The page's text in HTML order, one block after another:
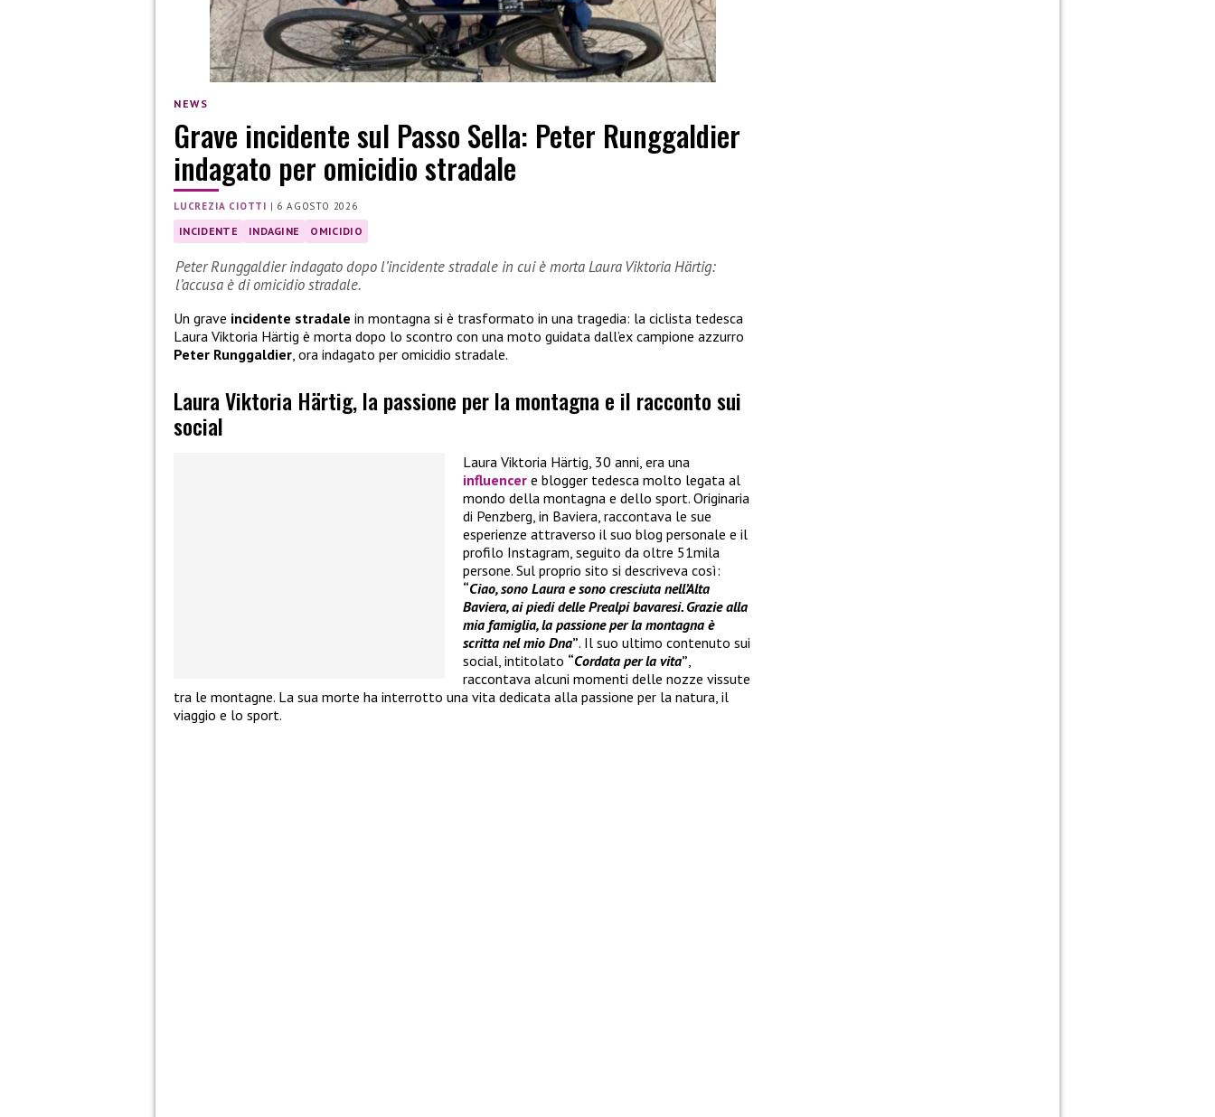
NEWS
Grave incidente sul Passo Sella: Peter Runggaldier
indagato per omicidio stradale
LUCREZIA CIOTTI | 6 AGOSTO 2026
INCIDENTE INDAGINE OMICIDIO
Peter Runggaldier indagato dopo l’incidente stradale in cui è morta Laura Viktoria Härtig:
l’accusa è di omicidio stradale.
Un grave incidente stradale in montagna si è trasformato in una tragedia: la ciclista tedesca
Laura Viktoria Härtig è morta dopo lo scontro con una moto guidata dall’ex campione azzurro
Peter Runggaldier, ora indagato per omicidio stradale.
Laura Viktoria Härtig, la passione per la montagna e il racconto sui
social
Laura Viktoria Härtig, 30 anni, era una
influencer e blogger tedesca molto legata al
mondo della montagna e dello sport. Originaria
di Penzberg, in Baviera, raccontava le sue
esperienze attraverso il suo blog personale e il
profilo Instagram, seguito da oltre 51mila
persone. Sul proprio sito si descriveva così:
“Ciao, sono Laura e sono cresciuta nell’Alta
Baviera, ai piedi delle Prealpi bavaresi. Grazie alla
mia famiglia, la passione per la montagna è
scritta nel mio Dna”. Il suo ultimo contenuto sui
social, intitolato “Cordata per la vita”,
raccontava alcuni momenti delle nozze vissute
tra le montagne. La sua morte ha interrotto una vita dedicata alla passione per la natura, il
viaggio e lo sport.